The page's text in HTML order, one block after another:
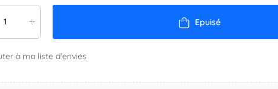
Epuisé
à ma liste d'envies